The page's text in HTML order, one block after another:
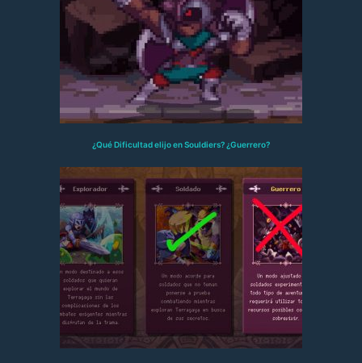
¿Qué Dificultad elijo en Souldiers? ¿Guerrero?